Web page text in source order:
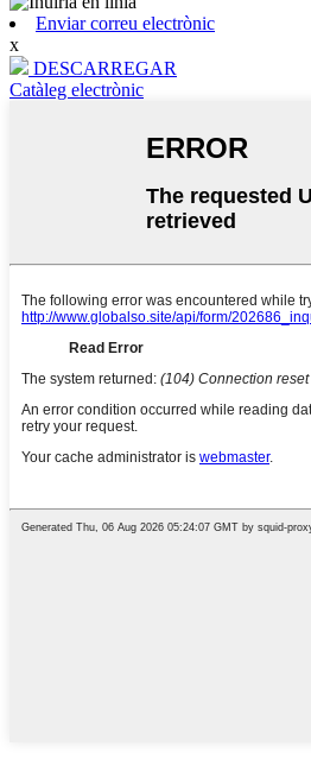
Enviar correu electrònic
x
DESCARREGAR
Catàleg electrònic